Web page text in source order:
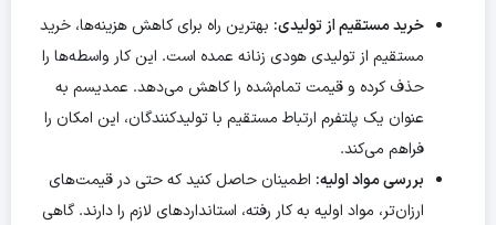
خرید مستقیم از تولیدی: بهترین راه برای کاهش هزینه‌ها، خرید
مستقیم از تولیدی هودی زنانه عمده است. این کار واسطه‌ها را
حذف کرده و قیمت تمام‌شده را کاهش می‌دهد. عمدیسم به
عنوان یک پلتفرم ارتباط مستقیم با تولیدکنندگان، این امکان را
فراهم می‌کند.
بررسی مواد اولیه: اطمینان حاصل کنید که حتی در قیمت‌های
ارزان‌تر، مواد اولیه به کار رفته، استانداردهای لازم را دارند. گاهی